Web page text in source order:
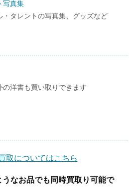
写真集
・タレントの写真集、グッズなど
の洋書も買い取りできます
取についてはこちら
なお品でも同時買取り可能で